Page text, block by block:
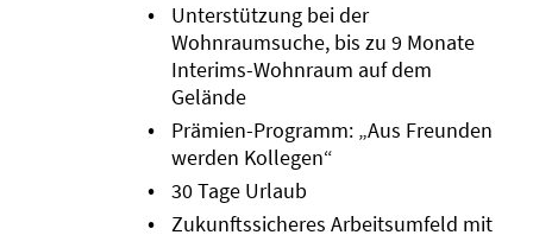
Unterstützung bei der
Wohnraumsuche, bis zu 9 Monate
Interims-Wohnraum auf dem
Gelände
Prämien-Programm: „Aus Freunden
werden Kollegen“
30 Tage Urlaub
Zukunftssicheres Arbeitsumfeld mit